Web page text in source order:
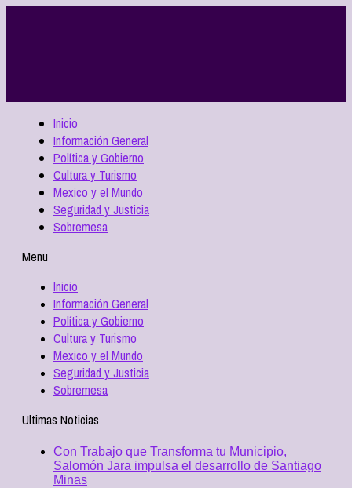
Inicio
Información General
Política y Gobierno
Cultura y Turismo
Mexico y el Mundo
Seguridad y Justicia
Sobremesa
Menu
Inicio
Información General
Política y Gobierno
Cultura y Turismo
Mexico y el Mundo
Seguridad y Justicia
Sobremesa
Ultimas Noticias
Con Trabajo que Transforma tu Municipio,
Salomón Jara impulsa el desarrollo de Santiago
Minas